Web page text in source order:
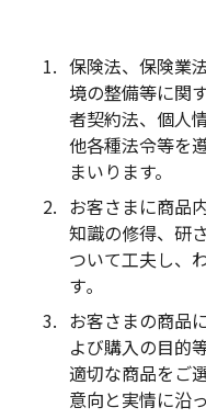
保険法、保険業
境の整備等に関
者契約法、個人
他各種法令等を
まいります。
お客さまに商品
知識の修得、研
ついて工夫し、
す｡
お客さまの商品
よび購入の目的
適切な商品をご
意向と実情に沿